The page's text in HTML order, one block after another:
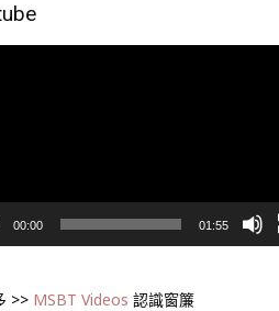
00:00 01:55
>> MSBT Videos 認識窗簾